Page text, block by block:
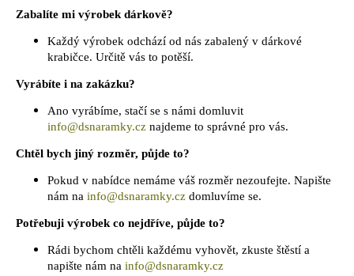
Zabalíte mi výrobek dárkově?
Každý výrobek odchází od nás zabalený v dárkové
krabičce. Určitě vás to potěší.
Vyrábíte i na zakázku?
Ano vyrábíme, stačí se s námi domluvit
info@dsnaramky.cz najdeme to správné pro vás.
Chtěl bych jiný rozměr, půjde to?
Pokud v nabídce nemáme váš rozměr nezoufejte. Napište
nám na info@dsnaramky.cz domluvíme se.
Potřebuji výrobek co nejdříve, půjde to?
Rádi bychom chtěli každému vyhovět, zkuste štěstí a
napište nám na info@dsnaramky.cz